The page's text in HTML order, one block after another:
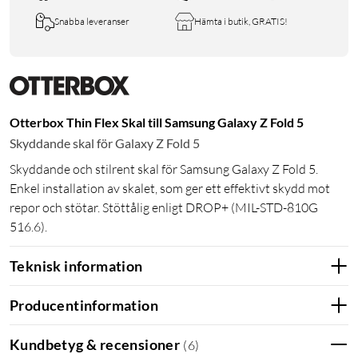
Snabba leveranser Hämta i butik, GRATIS!
Otterbox Thin Flex Skal till Samsung Galaxy Z Fold 5
Skyddande skal för Galaxy Z Fold 5
Skyddande och stilrent skal för Samsung Galaxy Z Fold 5.
Enkel installation av skalet, som ger ett effektivt skydd mot
repor och stötar. Stöttålig enligt DROP+ (MIL-STD-810G
516.6).
Teknisk information
Producentinformation
Kundbetyg & recensioner (6)